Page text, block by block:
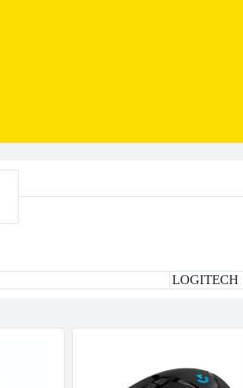
LOGITECH